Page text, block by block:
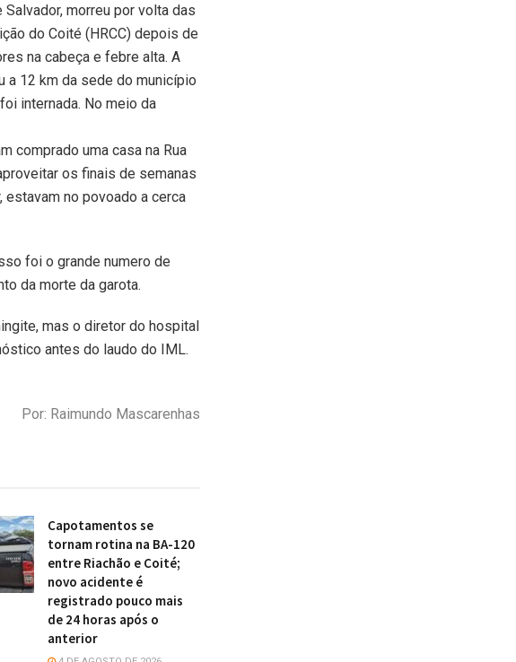
morreu por volta das
do Coité (HRCC) depois de
na cabeça e febre alta. A
a 12 km da sede do município
internada. No meio da
comprado uma casa na Rua
os finais de semanas
no povoado a cerca
foi o grande numero de
da morte da garota.
mas o diretor do hospital
antes do laudo do IML.
Por: Raimundo Mascarenhas
Capotamentos se
tornam rotina na BA-120
entre Riachão e Coité;
novo acidente é
registrado pouco mais
de 24 horas após o
anterior